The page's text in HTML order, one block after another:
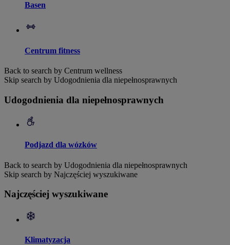
Basen
Centrum fitness
Back to search by Centrum wellness
Skip search by Udogodnienia dla niepełnosprawnych
Udogodnienia dla niepełnosprawnych
Podjazd dla wózków
Back to search by Udogodnienia dla niepełnosprawnych
Skip search by Najczęściej wyszukiwane
Najczęściej wyszukiwane
Klimatyzacja